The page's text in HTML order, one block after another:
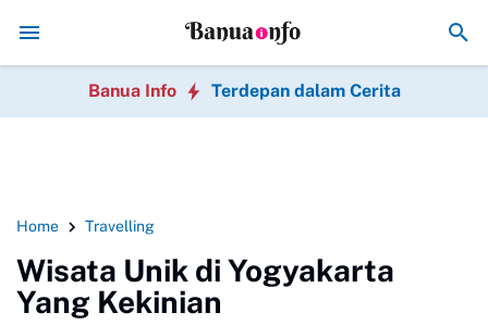
Bisnis Online Pemula yang Paling Fatal Rekomendasi Gadget
Banua Info Terdepan dalam Cerita
Home Travelling
Wisata Unik di Yogyakarta
Yang Kekinian